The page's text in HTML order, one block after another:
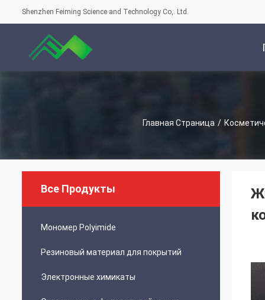
Shenzhen Feiming Science and Technology Co,. Ltd.
Главная Страница /
Все Продукты
Мономер Polyimide
Резиновый материал для покрытий
Электронные химикаты